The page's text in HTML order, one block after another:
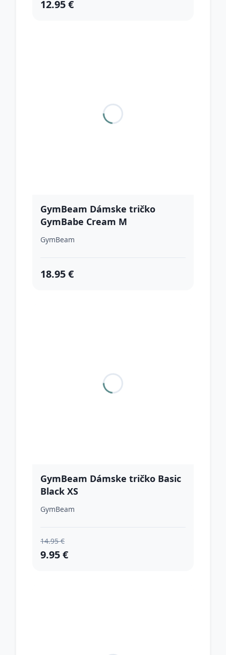
12.95 €
GymBeam Dámske tričko
GymBabe Cream M
GymBeam
18.95 €
GymBeam Dámske tričko Basic
Black XS
GymBeam
14.95 €
9.95 €